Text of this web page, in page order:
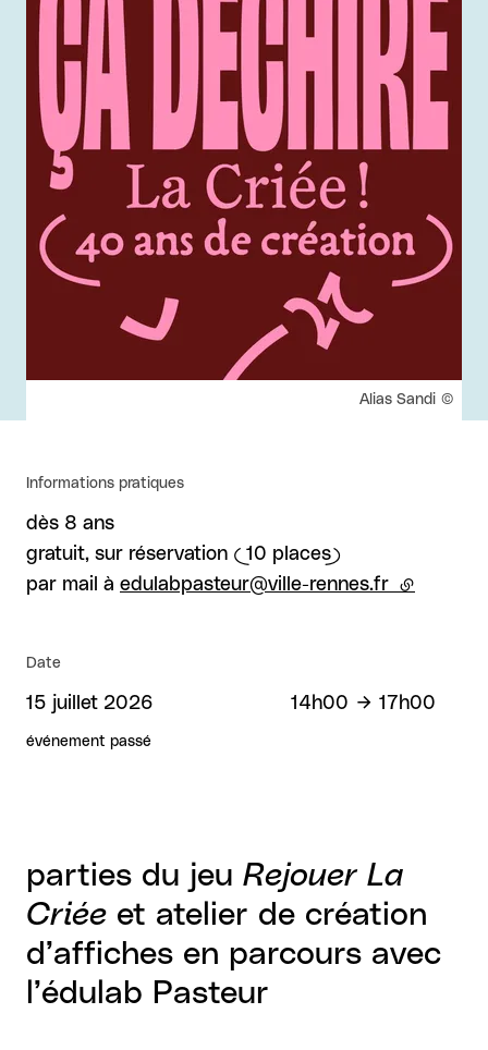
Droits réservés :
Alias Sandi
Informations pratiques
dès 8 ans
gratuit, sur réservation (10 places)
par mail à edulabpasteur@ville-rennes.fr (lien
Date
15 juillet 2026 14h00 17h00
événement passé
parties du jeu Rejouer La
Criée et atelier de création
d’affiches en parcours avec
l’édulab Pasteur